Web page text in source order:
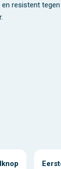
resistent